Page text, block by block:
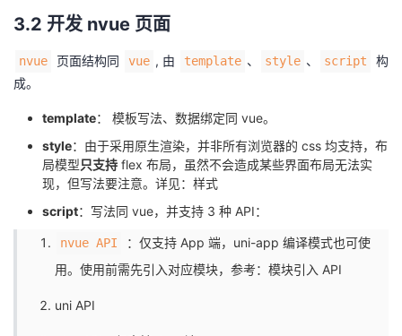
3.2 开发 nvue 页面
nvue 页面结构同 vue , 由 template 、 style 、 script
构
成。
template： 模板写法、数据绑定同 vue。
style：由于采用原生渲染，并非所有浏览器的 css 均支持，布
局模型只支持 flex 布局，虽然不会造成某些界面布局无法实
现，但写法要注意。详见： 样式
script：写法同 vue，并支持 3 种 API：
nvue API
：仅支持 App 端，uni-app 编译模式也可使
用。使用前需先引入对应模块，参考： 模块引入 API
uni API